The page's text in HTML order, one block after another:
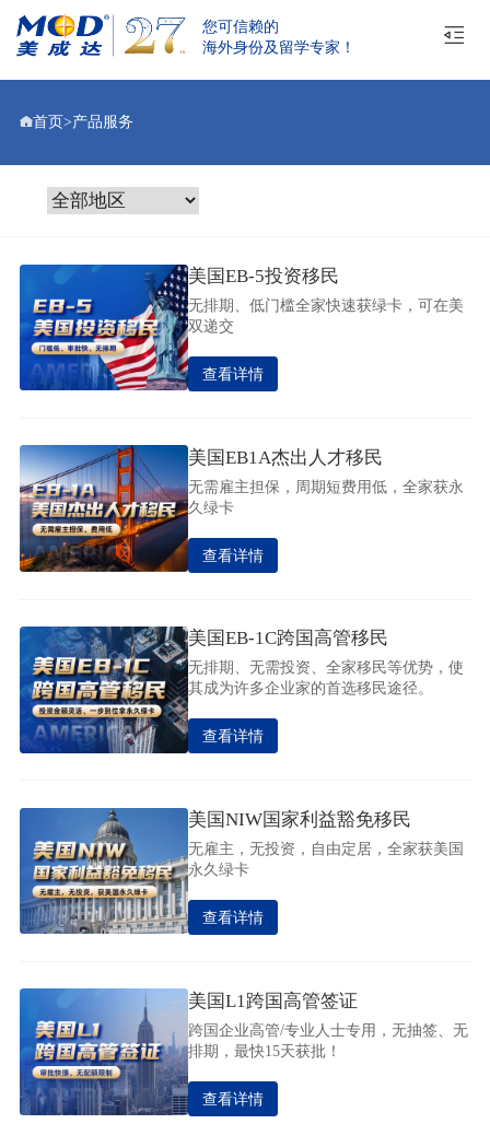
您可信赖的
海外身份及留学专家！
首页>产品服务
美国EB-5投资移民
无排期、低门槛全家快速获绿卡，可在美
双递交
查看详情
美国EB1A杰出人才移民
无需雇主担保，周期短费用低，全家获永
久绿卡
查看详情
美国EB-1C跨国高管移民
无排期、无需投资、全家移民等优势，使
其成为许多企业家的首选移民途径。
查看详情
美国NIW国家利益豁免移民
无雇主，无投资，自由定居，全家获美国
永久绿卡
查看详情
美国L1跨国高管签证
跨国企业高管/专业人士专用，无抽签、无
排期，最快15天获批！
查看详情